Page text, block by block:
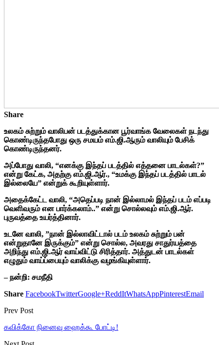
Share
உலகம் சுற்றும் வாலிபன் படத்துக்கான பூர்வாங்க வேலைகள் நடந்து
கொண்டிருந்தபோது ஒரு சமயம் எம்.ஜி.ஆரும் வாலியும் பேசிக்
கொண்டிருந்தனர்.
அப்போது வாலி, “எனக்கு இந்தப் படத்தில் எத்தனை பாடல்கள்?”
என்று கேட்க, அதற்கு எம்.ஜி.ஆர்., “உமக்கு இந்தப் படத்தில் பாடல்
இல்லையே” என்றுக் கூறியுள்ளார்.
அதைக்கேட்ட வாலி, “அதெப்படி நான் இல்லாமல் இந்தப் படம் எப்படி
வெளிவரும் என பார்க்கலாம்..” என்று சொல்லவும் எம்.ஜி.ஆர்.
புருவத்தை உயர்த்தினார்.
உடனே வாலி, ”நான் இல்லாவிட்டால் படம் உலகம் சுற்றும் பன்
என்றுதானே இருக்கும்” என்று சொல்ல, அவரது சாதுர்யத்தை
அறிந்து எம்.ஜி.ஆர் வாய்விட்டு சிரித்தார். அத்துடன் பாடல்கள்
எழுதும் வாய்ப்பையும் வாலிக்கு வழங்கியுள்ளார்.
– நன்றி: சமநீதி
Share FacebookTwitterGoogle+ReddItWhatsAppPinterestEmail
Prev Post
கவிக்கோ நினைவு ஹைக்கூ போட்டி!